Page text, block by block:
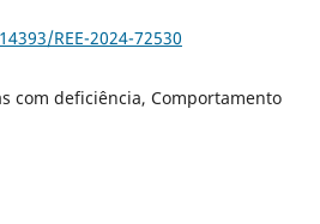
REE-2024-72530
com deficiência, Comportamento